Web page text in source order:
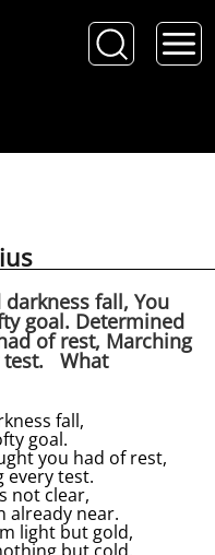
fall, You
goal. Determined
of rest, Marching
test. What
fall,
goal.
you had of rest,
every test.
not clear,
already near.
light but gold,